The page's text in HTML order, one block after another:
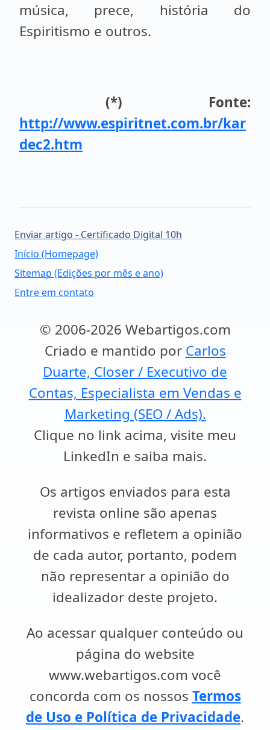
música, prece, história do
Espiritismo e outros.
(*) Fonte:
http://www.espiritnet.com.br/kar
dec2.htm
Enviar artigo - Certificado Digital 10h
Início (Homepage)
Sitemap (Edições por mês e ano)
Entre em contato
© 2006-2026 Webartigos.com
Criado e mantido por Carlos
Duarte, Closer / Executivo de
Contas, Especialista em Vendas e
Marketing (SEO / Ads).
Clique no link acima, visite meu
LinkedIn e saiba mais.
Os artigos enviados para esta
revista online são apenas
informativos e refletem a opinião
de cada autor, portanto, podem
não representar a opinião do
idealizador deste projeto.
Ao acessar qualquer conteúdo ou
página do website
www.webartigos.com você
concorda com os nossos Termos
de Uso e Política de Privacidade.